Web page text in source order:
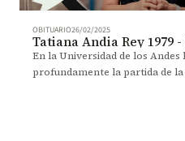
OBITUARIO26/02/2025
Tatiana Andia Rey 1979 -
En la Universidad de los
profundamente la partida de